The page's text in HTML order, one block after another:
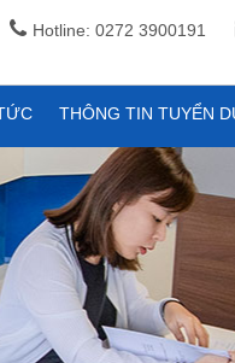
Hotline: 0272 3900191
THÔNG TIN TUYỂN